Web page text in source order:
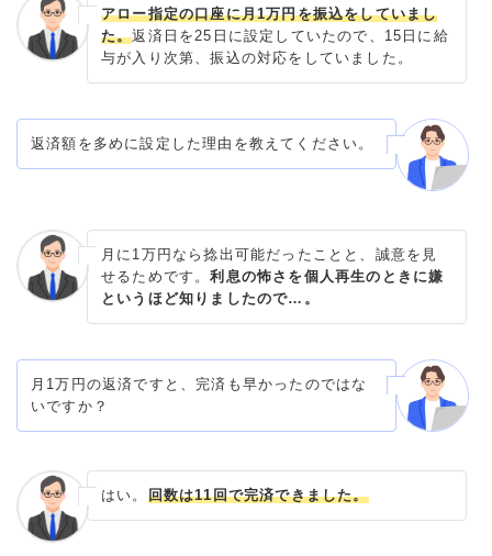
アロー指定の口座に月1万円を振込をしていまし
た。返済日を25日に設定していたので、15日に給
与が入り次第、振込の対応をしていました。
返済額を多めに設定した理由を教えてください。
月に1万円なら捻出可能だったことと、誠意を見
せるためです。利息の怖さを個人再生のときに嫌
というほど知りましたので…。
月1万円の返済ですと、完済も早かったのではな
いですか？
はい。 回数は11回で完済できました。